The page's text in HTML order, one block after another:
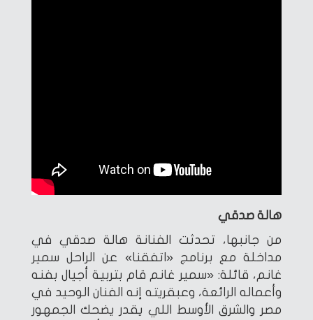
هالة صدقي
من جانبها، تحدثت الفنانة هالة صدقي في
مداخلة مع برنامج «اتفقنا» عن الراحل سمير
غانم، قائلة: «سمير غانم قام بتربية أجيال بفنه
وأعماله الرائعة، وعبقريته إنه الفنان الوحيد في
مصر والشرق الأوسط اللي يقدر يضحك الجمهور